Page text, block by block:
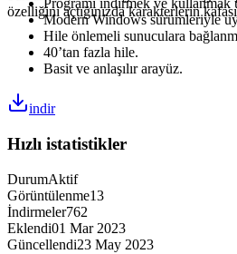
özelliğini açtığınızda karakterlerin
Programı indirmek ve kullanmak
Modern Windows sürümleriyle
Hile önlemeli sunuculara
40’tan fazla hile.
Basit ve anlaşılır arayüz.
indir
Hızlı istatistikler
DurumAktif
Görüntülenme13
İndirmeler762
Eklendi01 Mar 2023
Güncellendi23 May 2023